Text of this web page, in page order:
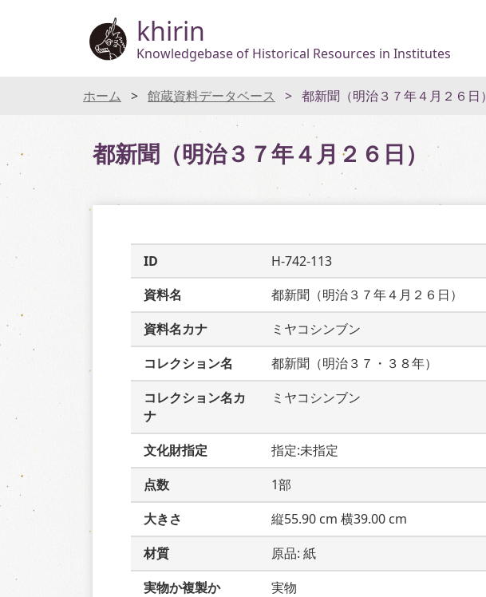
khirin
Knowledgebase of Historical Resources in Institutes
ホーム 館蔵資料データベース 都新聞（明治３７年４月２６日）
都新聞（明治３７年４月２６日）
ID
H-742-113
資料名
都新聞（明治３７年４月２６日）
資料名カナ
ミヤコシンブン
コレクション名
都新聞（明治３７・３８年）
コレクション名カ
ナ
ミヤコシンブン
文化財指定
指定:未指定
点数
1部
大きさ
縦55.90 cm 横39.00 cm
材質
原品: 紙
実物か複製か
実物